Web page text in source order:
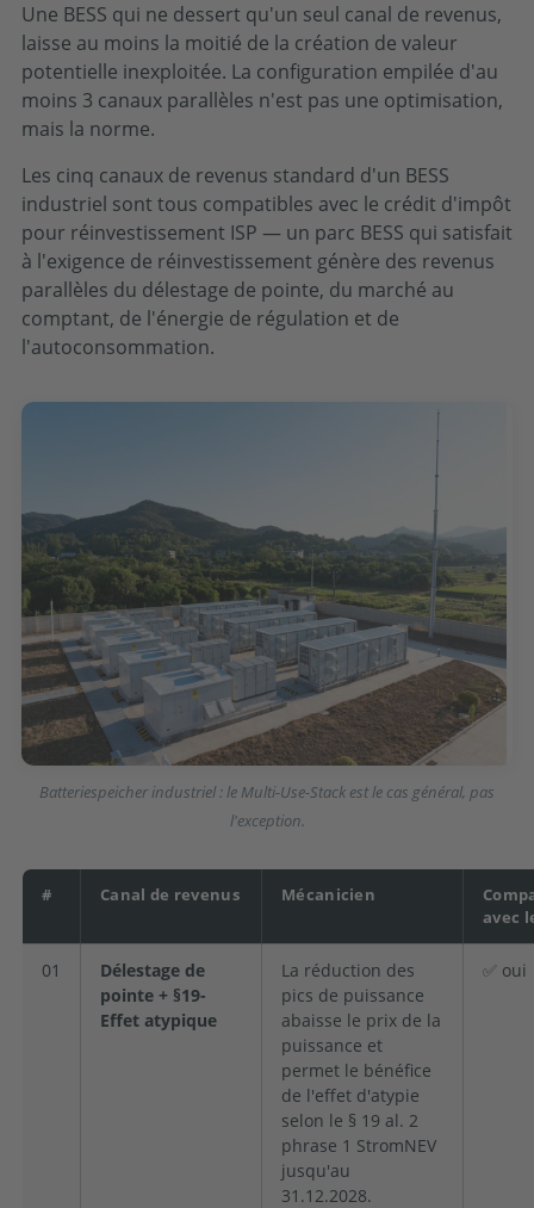
Une BESS qui ne dessert qu'un seul canal de revenus,
laisse au moins la moitié de la création de valeur
potentielle inexploitée. La configuration empilée d'au
moins 3 canaux parallèles n'est pas une optimisation,
mais la norme.
Les cinq canaux de revenus standard d'un BESS
industriel sont tous compatibles avec le crédit d'impôt
pour réinvestissement ISP — un parc BESS qui satisfait
à l'exigence de réinvestissement génère des revenus
parallèles du délestage de pointe, du marché au
comptant, de l'énergie de régulation et de
l'autoconsommation.
Batteriespeicher industriel : le Multi-Use-Stack est le cas général, pas
l'exception.
# Canal de revenus Mécanicien
avec
01
Délestage de
pointe + §19-
Effet atypique
La réduction des
pics de puissance
abaisse le prix de la
puissance et
permet le bénéfice
de l'effet d'atypie
selon le § 19 al. 2
phrase 1 StromNEV
jusqu'au
31.12.2028.
✅ oui